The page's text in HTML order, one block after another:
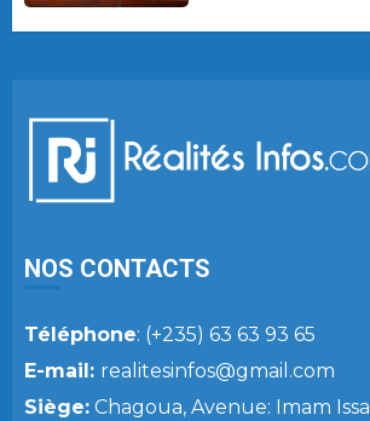
NOS CONTACTS
Téléphone: (+235) 63 63 93 65
E-mail: realitesinfos@gmail.com
Siège: Chagoua, Avenue: Imam Issa